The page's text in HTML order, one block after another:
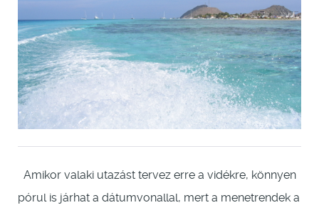
Amikor valaki utazást tervez erre a vidékre, könnyen
pórul is járhat a dátumvonallal, mert a menetrendek a